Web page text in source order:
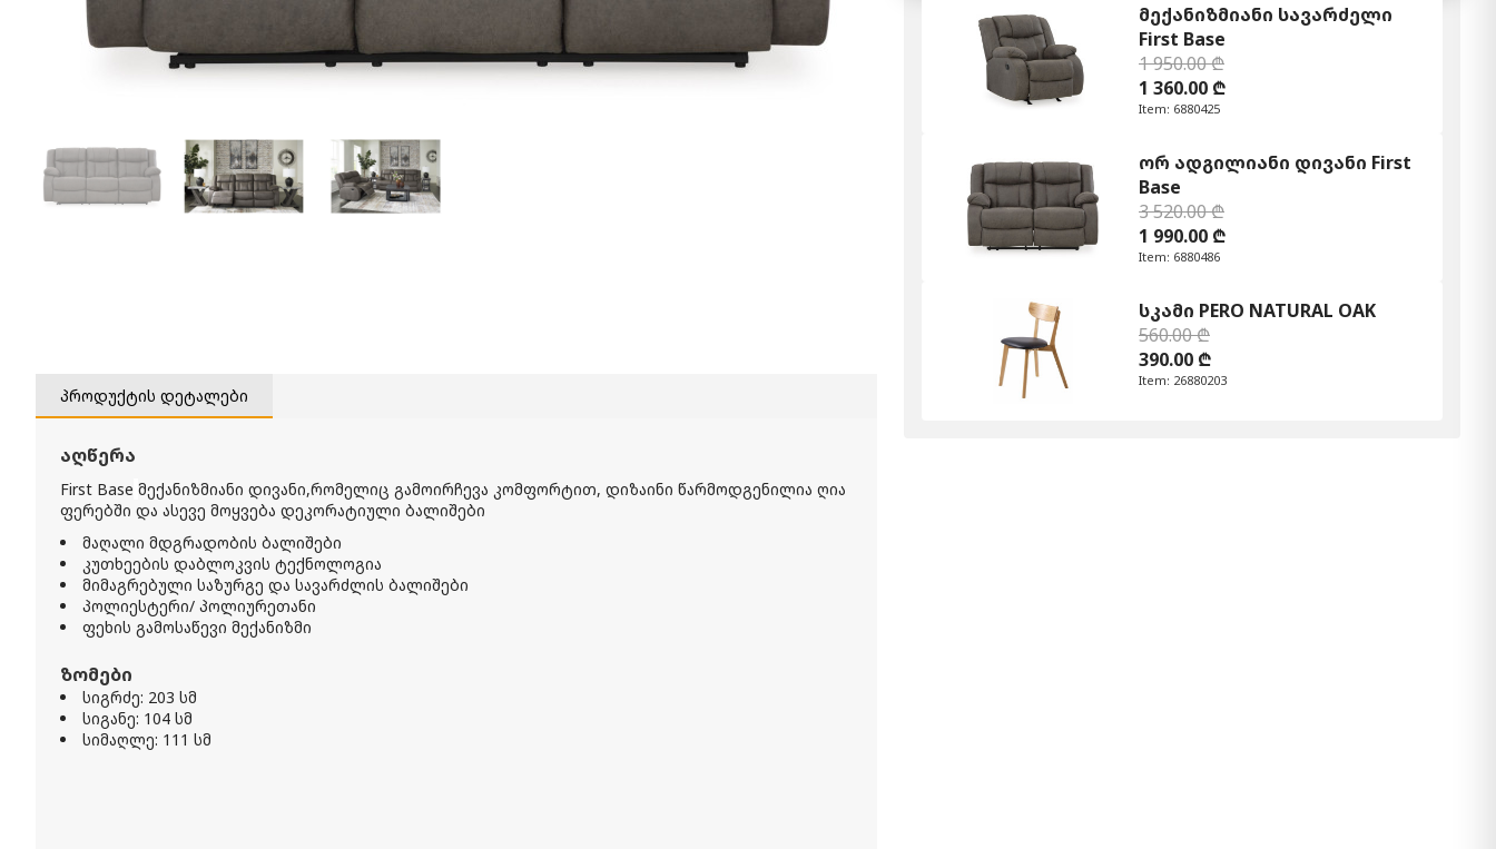
მექანიზმიანი სავარძელი
First Base
1 950.00 ₾
1 360.00 ₾
Item: 6880425
ორ ადგილიანი დივანი First
Base
3 520.00 ₾
1 990.00 ₾
Item: 6880486
სკამი PERO NATURAL OAK
560.00 ₾
390.00 ₾
Item: 26880203
პროდუქტის დეტალები
აღწერა
First Base მექანიზმიანი დივანი,რომელიც გამოირჩევა კომფორტით, დიზაინი წარმოდგენილია ღია
ფერებში და ასევე მოყვება დეკორატიული ბალიშები
მაღალი მდგრადობის ბალიშები
კუთხეების დაბლოკვის ტექნოლოგია
მიმაგრებული საზურგე და სავარძლის ბალიშები
პოლიესტერი/ პოლიურეთანი
ფეხის გამოსაწევი მექანიზმი
ზომები
სიგრძე: 203 სმ
სიგანე: 104 სმ
სიმაღლე: 111 სმ